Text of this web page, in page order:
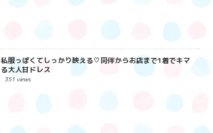
私服っぽくてしっかり映える♡同伴からお店まで1着でキマ
る大人甘ドレス
351 views